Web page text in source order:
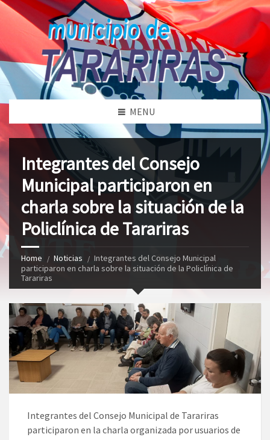
MENU
Integrantes del Consejo
Municipal participaron en
charla sobre la situación de la
Policlínica de Tarariras
Home Noticias
Integrantes del Consejo Municipal
participaron en charla sobre la situación de la Policlínica de
Tarariras
Integrantes del Consejo Municipal de Tarariras
participaron en la charla organizada por usuarios de